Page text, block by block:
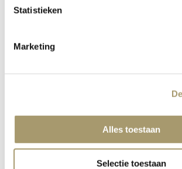
Statistieken
Marketing
Alles toestaan
Selectie toestaan
Esther erwies sich dabei als perfekte
ausgeprägter Blick fürs Detail, ihre
ihr breites, handwerkliches Angebot
entwickeln. Was mit einer Reihe von
die Amuses begann, ist nun zu einer
maßgeschneiderten Geschirrserie
exklusiv für Latour entworfen wurde.